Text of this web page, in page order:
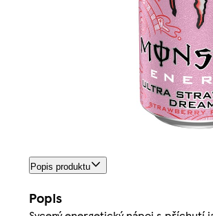
Popis produktu
Popis